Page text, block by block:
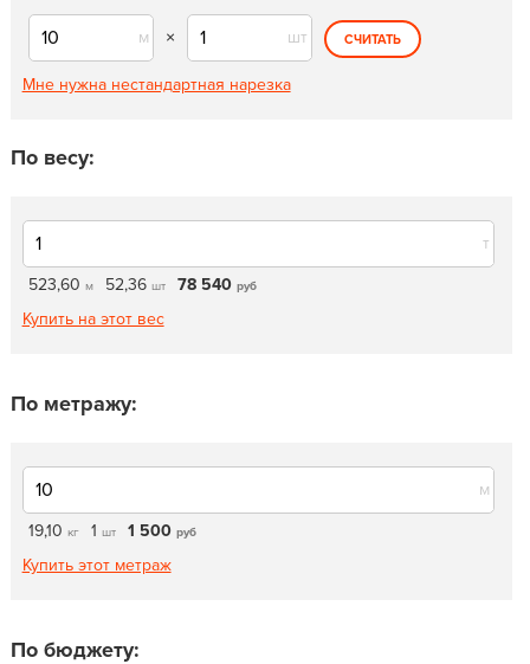
м × шт СЧИТАТЬ
Мне нужна нестандартная нарезка
По весу:
т
523,60 м 52,36 шт 78 540 руб
Купить на этот вес
По метражу:
м
19,10 кг 1 шт 1 500 руб
Купить этот метраж
По бюджету: